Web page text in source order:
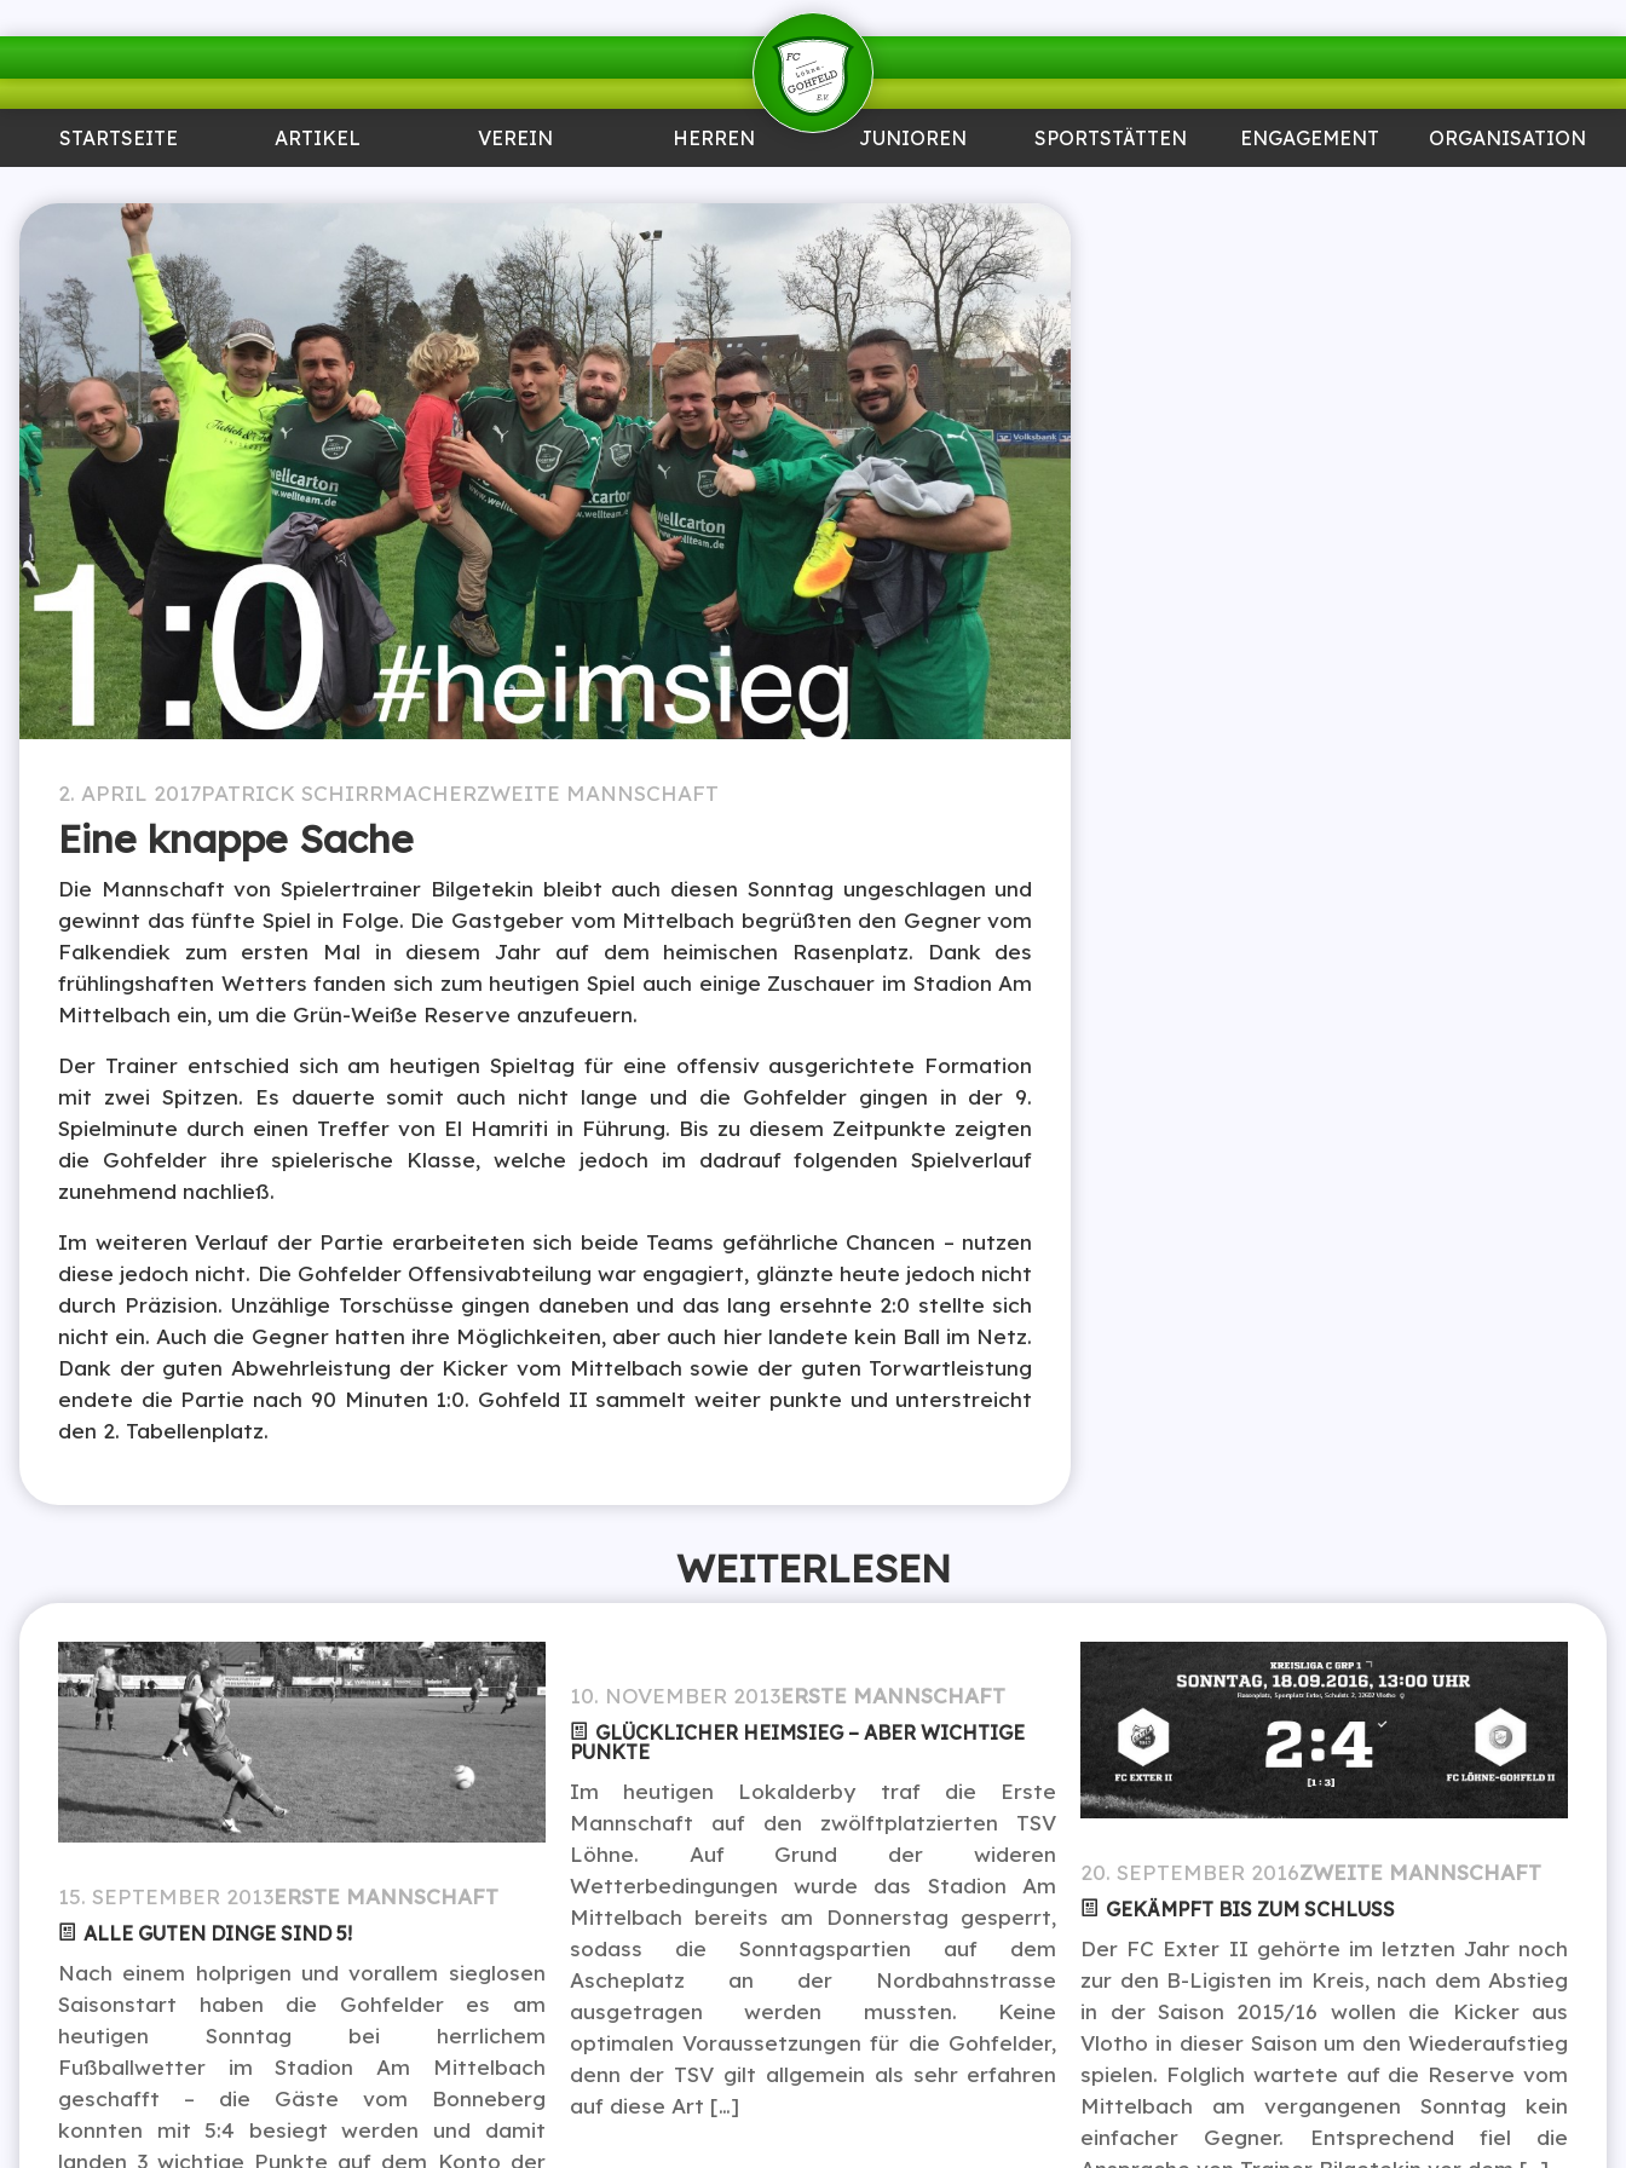
STARTSEITE ARTIKEL VEREIN HERREN JUNIOREN SPORTSTÄTTEN ENGAGEMENT ORGANISATION
2. APRIL 2017PATRICK SCHIRRMACHERZWEITE MANNSCHAFT
Eine knappe Sache
Die Mannschaft von Spielertrainer Bilgetekin bleibt auch diesen Sonntag ungeschlagen und
gewinnt das fünfte Spiel in Folge. Die Gastgeber vom Mittelbach begrüßten den Gegner vom
Falkendiek zum ersten Mal in diesem Jahr auf dem heimischen Rasenplatz. Dank des
frühlingshaften Wetters fanden sich zum heutigen Spiel auch einige Zuschauer im Stadion Am
Mittelbach ein, um die Grün-Weiße Reserve anzufeuern.
Der Trainer entschied sich am heutigen Spieltag für eine offensiv ausgerichtete Formation
mit zwei Spitzen. Es dauerte somit auch nicht lange und die Gohfelder gingen in der 9.
Spielminute durch einen Treffer von El Hamriti in Führung. Bis zu diesem Zeitpunkte zeigten
die Gohfelder ihre spielerische Klasse, welche jedoch im dadrauf folgenden Spielverlauf
zunehmend nachließ.
Im weiteren Verlauf der Partie erarbeiteten sich beide Teams gefährliche Chancen – nutzen
diese jedoch nicht. Die Gohfelder Offensivabteilung war engagiert, glänzte heute jedoch nicht
durch Präzision. Unzählige Torschüsse gingen daneben und das lang ersehnte 2:0 stellte sich
nicht ein. Auch die Gegner hatten ihre Möglichkeiten, aber auch hier landete kein Ball im Netz.
Dank der guten Abwehrleistung der Kicker vom Mittelbach sowie der guten Torwartleistung
endete die Partie nach 90 Minuten 1:0. Gohfeld II sammelt weiter punkte und unterstreicht
den 2. Tabellenplatz.
WEITERLESEN
15. SEPTEMBER 2013ERSTE MANNSCHAFT
ALLE GUTEN DINGE SIND 5!
Nach einem holprigen und vorallem sieglosen
Saisonstart haben die Gohfelder es am
heutigen Sonntag bei herrlichem
Fußballwetter im Stadion Am Mittelbach
geschafft – die Gäste vom Bonneberg
konnten mit 5:4 besiegt werden und damit
landen 3 wichtige Punkte auf dem Konto der
10. NOVEMBER 2013ERSTE MANNSCHAFT
GLÜCKLICHER HEIMSIEG – ABER WICHTIGE
PUNKTE
Im heutigen Lokalderby traf die Erste
Mannschaft auf den zwölftplatzierten TSV
Löhne. Auf Grund der wideren
Wetterbedingungen wurde das Stadion Am
Mittelbach bereits am Donnerstag gesperrt,
sodass die Sonntagspartien auf dem
Ascheplatz an der Nordbahnstrasse
ausgetragen werden mussten. Keine
optimalen Voraussetzungen für die Gohfelder,
denn der TSV gilt allgemein als sehr erfahren
auf diese Art […]
20. SEPTEMBER 2016ZWEITE MANNSCHAFT
GEKÄMPFT BIS ZUM SCHLUSS
Der FC Exter II gehörte im letzten Jahr noch
zur den B-Ligisten im Kreis, nach dem Abstieg
in der Saison 2015/16 wollen die Kicker aus
Vlotho in dieser Saison um den Wiederaufstieg
spielen. Folglich wartete auf die Reserve vom
Mittelbach am vergangenen Sonntag kein
einfacher Gegner. Entsprechend fiel die